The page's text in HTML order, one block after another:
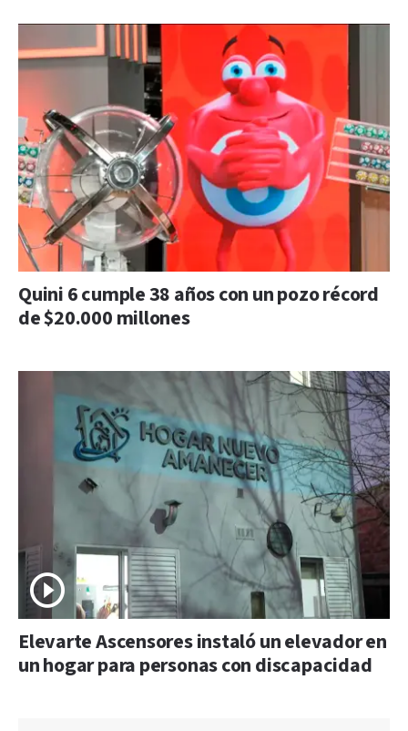
Quini 6 cumple 38 años con un pozo récord
de $20.000 millones
Elevarte Ascensores instaló un elevador en
un hogar para personas con discapacidad